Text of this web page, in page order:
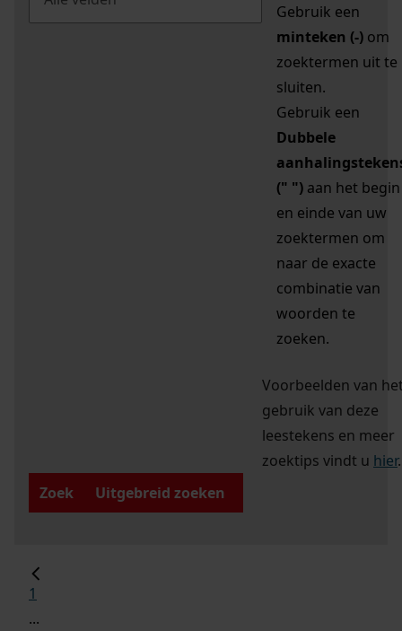
Gebruik een
minteken (-) om
zoektermen uit te
sluiten.
Gebruik een
Dubbele
(" ") aan het begin
en einde van uw
zoektermen om
naar de exacte
combinatie van
woorden te
zoeken.
Voorbeelden van
gebruik van deze
leestekens en meer
zoektips vindt u hier.
Zoek
Uitgebreid zoeken
1
...